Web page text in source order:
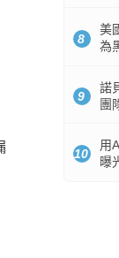
8
美
為
9
諾
團
10
用
曝